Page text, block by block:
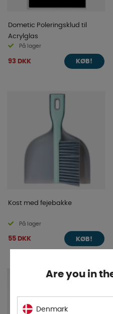
Dometic Poleringsklud til
Acrylglas
På lager
93 DKK KØB!
Kost med fejebakke
På lager
55 DKK KØB!
Are you in
Denmark